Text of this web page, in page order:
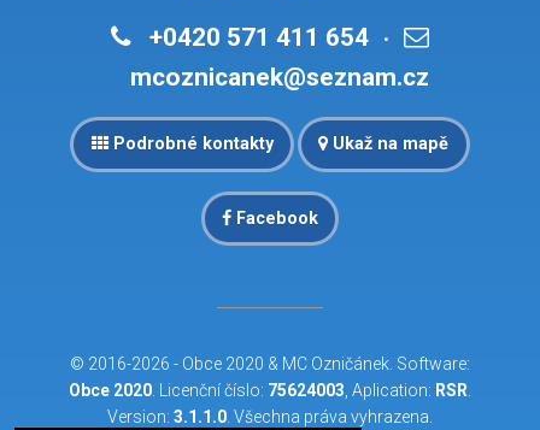
+0420 571 411 654 •
mcoznicanek@seznam.cz
Podrobné kontakty Ukaž na mapě
Facebook
© 2016-2026 - Obce 2020 & MC Ozničánek . Software:
Obce 2020 . Licenční číslo: 75624003 , Aplication: RSR
Version: 3.1.1.0 . Všechna práva vyhrazena.